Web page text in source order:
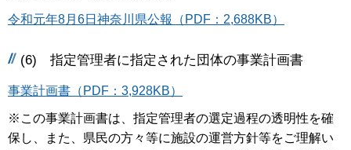
令和元年8月6日神奈川県公報（PDF：2,688KB）
(6) 指定管理者に指定された団体の事業計画書
事業計画書（PDF：3,928KB）
※この事業計画書は、指定管理者の選定過程の透明性を確
保し、また、県民の方々等に施設の運営方針等をご理解い